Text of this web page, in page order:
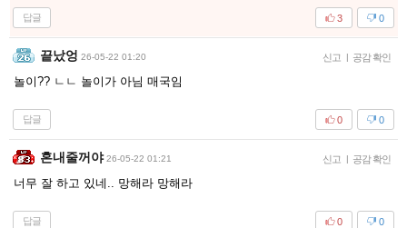
답글 0
3
끝났엉 26-05-22 01:20 신고 | 공감 확인
놀이?? ㄴㄴ 놀이가 아님 매국임
답글 0
0
혼내줄꺼야 26-05-22 01:21 신고 | 공감 확인
너무 잘 하고 있네.. 망해라 망해라
답글 0
0